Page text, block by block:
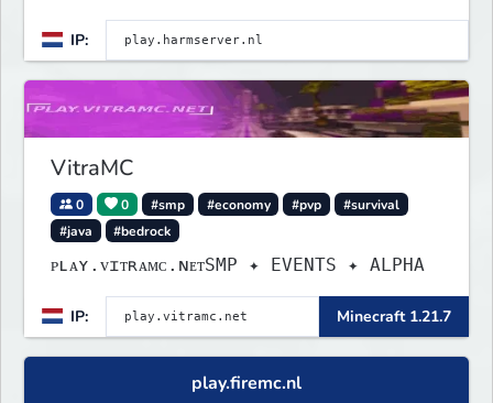
IP:
VitraMC
0 0 #smp #economy #pvp
#survival
#java
#bedrock
ᴘʟᴀʏ.ᴠɪᴛʀᴀᴍᴄ.ɴᴇᴛSMP ✦ EVENTS ✦ ALPHA
IP: Minecraft 1.21.7
play.firemc.nl